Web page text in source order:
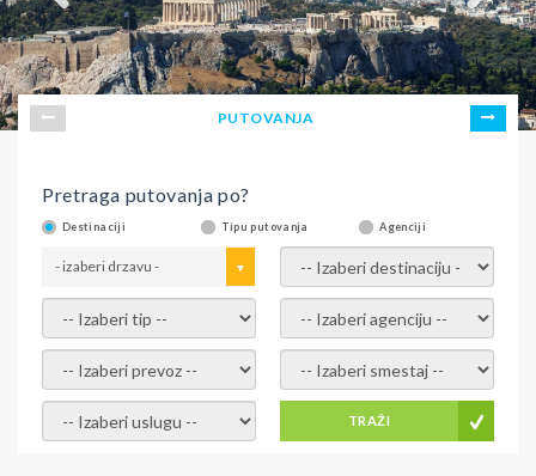
PUTOVANJA
Pretraga putovanja po?
Destinaciji Tipu putovanja Agenciji
- izaberi drzavu - - izaberi destinaciju -
- izaberi tip - - izaberi agenciju -
- izaberi prevoz - - Izaberite smestaj -
- Izaberite uslugu - TRAŽI